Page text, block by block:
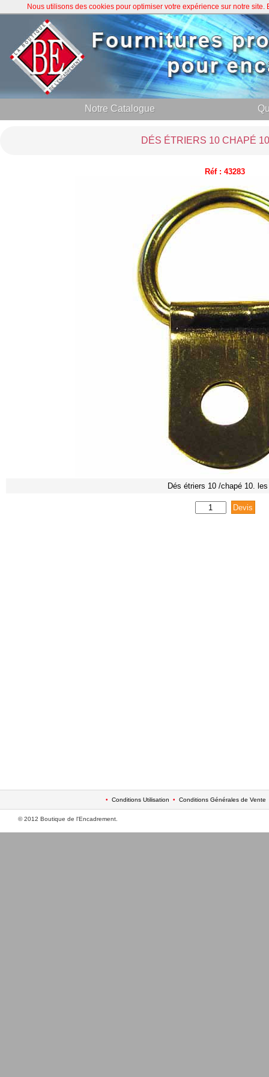
Notre Catalogue
DÉS ÉTRIERS 10 CHAPÉ
Réf : 43283
Dés étriers 10 /chapé 10.
• Conditions Utilisation • Conditions Générales de Vente
© 2012 Boutique de l'Encadrement.
Nous utilisons des cookies pour optimiser votre expérience sur notre